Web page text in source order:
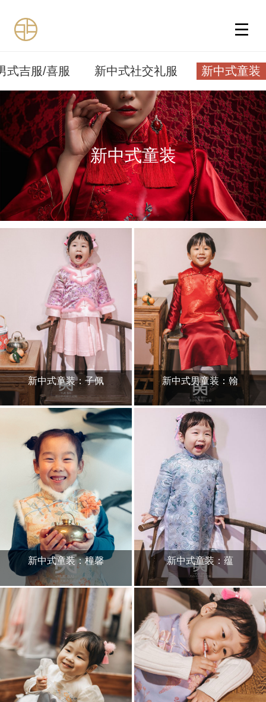
式吉服/喜服 新中式社交礼服 新中式童装
新中式童装
新中式童装：子佩 新中式男童装：翰
新中式童装：橦馨 新中式童装：蕴